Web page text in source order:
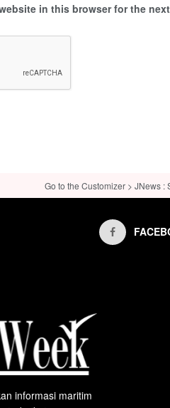
in this browser for the
Go to the Customizer > JNews
informasi maritim